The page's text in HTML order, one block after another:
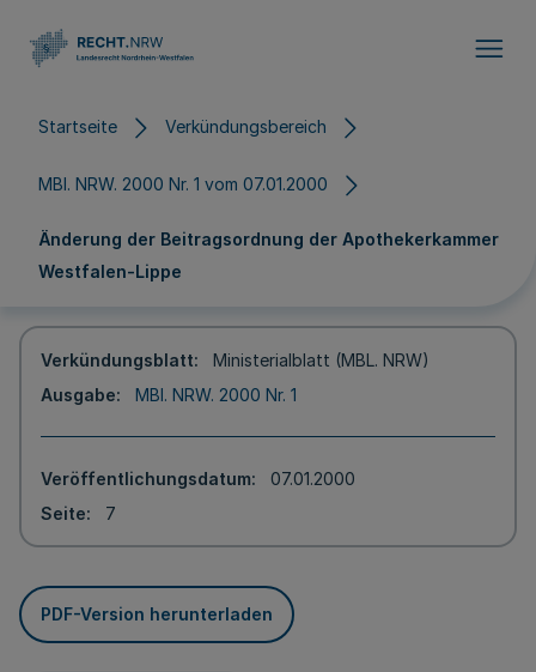
Startseite Verkündungsbereich
MBl. NRW. 2000 Nr. 1 vom 07.01.2000
Änderung der Beitragsordnung der Apothekerkammer
Westfalen-Lippe
Verkündungsblatt
Ministerialblatt (MBL. NRW)
Ausgabe
MBl. NRW. 2000 Nr. 1
Veröffentlichungsdatum
07.01.2000
Seite
7
PDF-Version herunterladen